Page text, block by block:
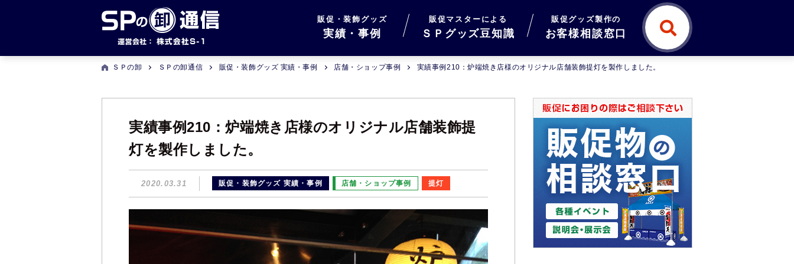
販促・装飾グッズ
実績・事例
販促マスターによる
ＳＰグッズ豆知識
販促グッズ製作の
お客様相談窓口
ＳＰの卸 ＳＰの卸通信 販促・装飾グッズ 実績・事例 店舗・ショップ事例 実績事例210：炉端焼き店様のオリジナル店舗装飾提灯を製作しました。
実績事例210：炉端焼き店様のオリジナル店舗装飾提
灯を製作しました。
2020.03.31 販促・装飾グッズ 実績・事例 店舗・ショップ事例 提灯